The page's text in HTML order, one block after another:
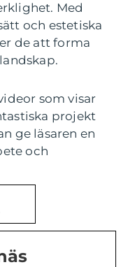
Med
och estetiska
de att forma
som visar
projekt
ge läsaren en
och